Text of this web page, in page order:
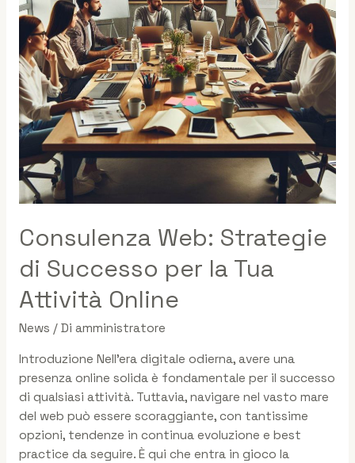
Consulenza Web: Strategie
di Successo per la Tua
Attività Online
News / Di amministratore
Introduzione Nell’era digitale odierna, avere una
presenza online solida è fondamentale per il successo
di qualsiasi attività. Tuttavia, navigare nel vasto mare
del web può essere scoraggiante, con tantissime
opzioni, tendenze in continua evoluzione e best
practice da seguire. È qui che entra in gioco la